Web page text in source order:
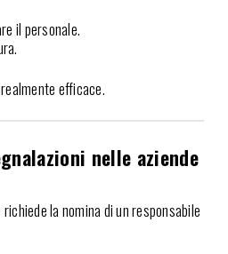
il personale.
efficace.
nelle aziende
la nomina di un responsabile